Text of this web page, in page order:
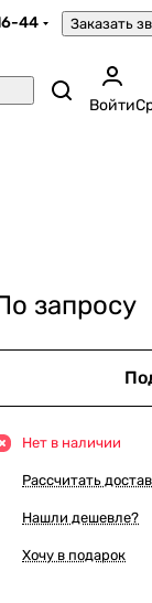
44 Заказать
Войти
запросу
Нет в наличии
Рассчитать
Нашли дешевле?
Хочу в подарок